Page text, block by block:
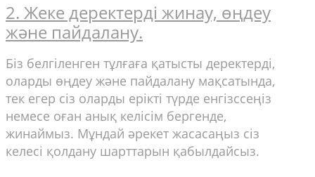
2. Жеке деректерді жинау, өңдеу
және пайдалану.
Біз белгіленген тұлғаға қатысты деректерді,
оларды өңдеу және пайдалану мақсатында,
тек егер сіз оларды ерікті түрде енгізссеңіз
немесе оған анық келісім бергенде,
жинаймыз. Мұндай әрекет жасасаңыз сіз
келесі қолдану шарттарын қабылдайсыз.